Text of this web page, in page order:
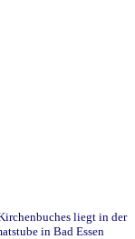
liegt in der
in Bad Essen